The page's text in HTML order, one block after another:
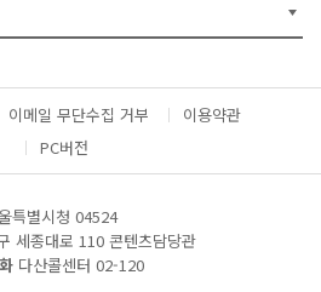
e
서
다
운
이메일 무단수집 거부
이용약관
PC버전
특별시청 04524
세종대로 110 콘텐츠담당관
다산콜센터 02-120